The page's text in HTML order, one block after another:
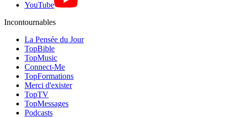
YouTube
Incontournables
La Pensée du Jour
TopBible
TopMusic
Connect-Me
TopFormations
Merci d'exister
TopTV
TopMessages
Podcasts